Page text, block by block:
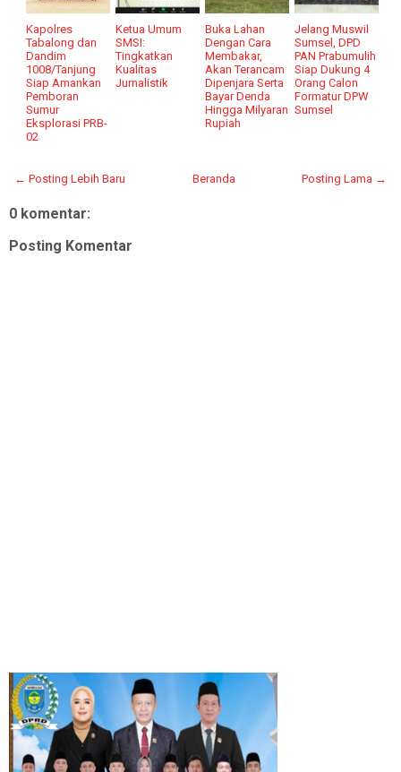
Kapolres
Tabalong dan
Dandim
1008/Tanjung
Siap Amankan
Pemboran
Sumur
Eksplorasi PRB-
02
Ketua Umum
SMSI:
Tingkatkan
Kualitas
Jurnalistik
Buka Lahan
Dengan Cara
Membakar,
Akan Terancam
Dipenjara Serta
Bayar Denda
Hingga Milyaran
Rupiah
Jelang Muswil
Sumsel, DPD
PAN Prabumulih
Siap Dukung 4
Orang Calon
Formatur DPW
Sumsel
← Posting Lebih Baru Posting Lama →
Beranda
0 komentar:
Posting Komentar